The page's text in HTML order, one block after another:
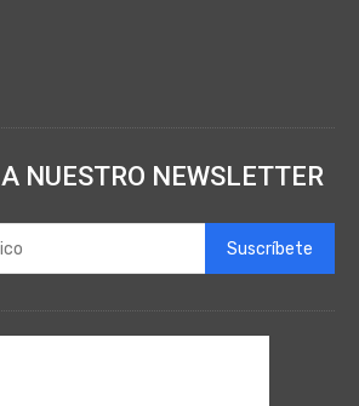
NUESTRO NEWSLETTER
Suscríbete